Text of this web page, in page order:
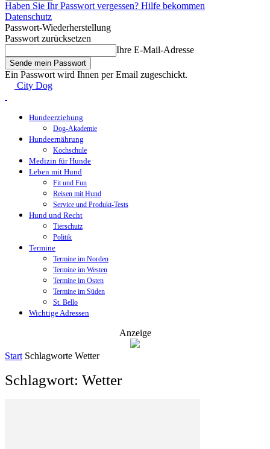
Haben Sie Ihr Passwort vergessen? Hilfe bekommen
Datenschutz
Passwort-Wiederherstellung
Passwort zurücksetzen
Ihre E-Mail-Adresse
Ein Passwort wird Ihnen per Email zugeschickt.
City Dog
Hundeerziehung
Dog-Akademie
Hundeernährung
Kochschule
Medizin für Hunde
Leben mit Hund
Fit und Fun
Reisen mit Hund
Service und Produkt-Tests
Hund und Recht
Tierschutz
Politik
Termine
Termine im Norden
Termine im Westen
Termine im Osten
Termine im Süden
St. Bello
Wichtige Adressen
Anzeige
Start Schlagworte Wetter
Schlagwort: Wetter